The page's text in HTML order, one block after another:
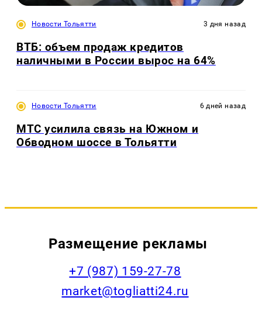
Новости Тольятти 3 дня назад
ВТБ: объем продаж кредитов
наличными в России вырос на 64%
Новости Тольятти 6 дней назад
МТС усилила связь на Южном и
Обводном шоссе в Тольятти
Размещение рекламы
+7 (987) 159-27-78
market@togliatti24.ru